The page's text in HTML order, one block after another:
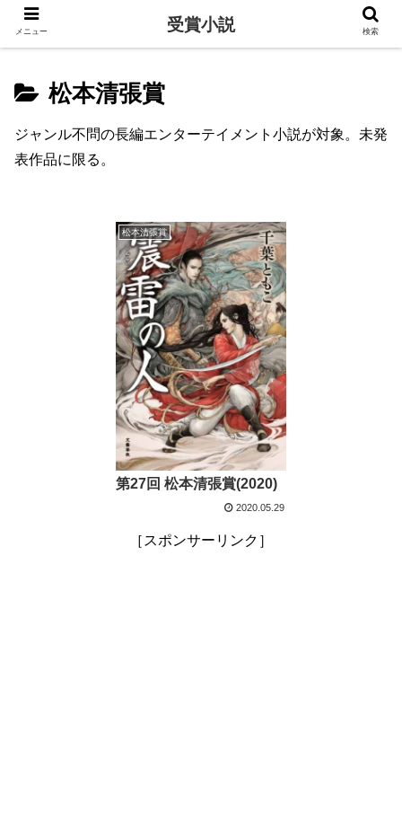
松本清張賞
ジャンル不問の長編エンターテイメント小説が対象。未発
表作品に限る。
松本清張賞
第27回 松本清張賞(2020)
2020.05.29
［スポンサーリンク］
メニュー 受賞小説 検索